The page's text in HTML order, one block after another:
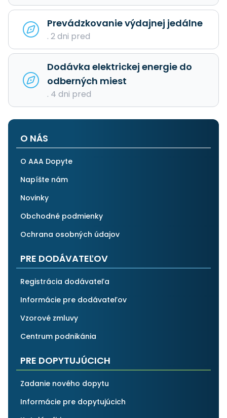
Prevádzkovanie výdajnej jedálne
. 2 dni pred
Dodávka elektrickej energie do
odberných miest
. 4 dni pred
O NÁS
O AAA Dopyte
Napíšte nám
Novinky
Obchodné podmienky
Ochrana osobných údajov
PRE DODÁVATEĽOV
Registrácia dodávateľa
Informácie pre dodávateľov
Vzorové zmluvy
Centrum podnikánia
PRE DOPYTUJÚCICH
Zadanie nového dopytu
Informácie pre dopytujúcich